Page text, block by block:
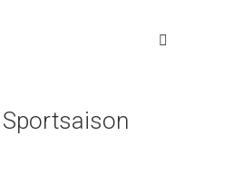
Search: